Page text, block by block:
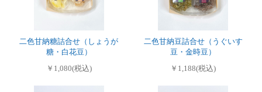
二色甘納糖詰合せ（しょうが
糖・白花豆）
￥1,080(税込)
二色甘納豆詰合せ（うぐいす
豆・金時豆）
￥1,188(税込)